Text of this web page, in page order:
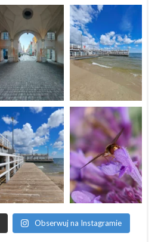
Obserwuj na Instagramie